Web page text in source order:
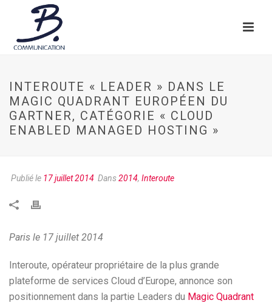
INTEROUTE « LEADER » DANS LE
MAGIC QUADRANT EUROPÉEN DU
GARTNER, CATÉGORIE « CLOUD
ENABLED MANAGED HOSTING »
Publié le 17 juillet 2014 Dans2014, Interoute
Paris le 17 juillet 2014
Interoute, opérateur propriétaire de la plus grande
plateforme de services Cloud d’Europe, annonce son
positionnement dans la partie Leaders du Magic Quadrant